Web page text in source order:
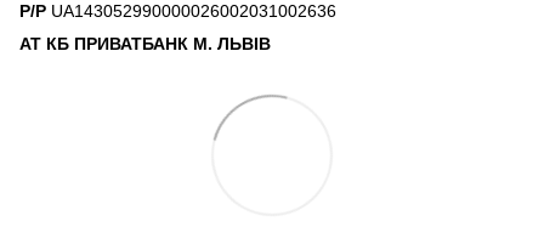
Р/Р UA143052990000026002031002636
АТ КБ ПРИВАТБАНК М. ЛЬВІВ